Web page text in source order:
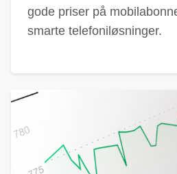
gode priser på
smarte telefoniløsninger.